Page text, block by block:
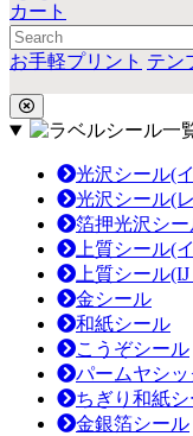
カート
お手軽プリント テン
光沢シール(
光沢シール(
箔押光沢シー
上質シール(
上質シール
金シール
和紙シール
こうぞシール
パームヤシ
ちぎり和紙
金銀箔シール